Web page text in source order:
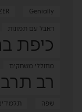
Genially
דאבל עם תמונות
כיפת
מחוללי משחקים
רב
שפה